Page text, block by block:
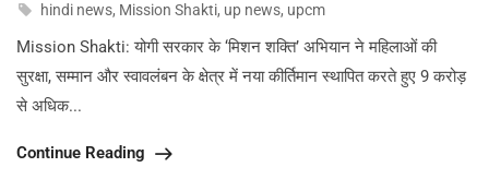
hindi news, Mission Shakti, up news, upcm
Mission Shakti: योगी सरकार के ‘मिशन शक्ति’ अभियान ने महिलाओं की
सुरक्षा, सम्मान और स्वावलंबन के क्षेत्र में नया कीर्तिमान स्थापित करते हुए 9 करोड़
से अधिक...
Continue Reading